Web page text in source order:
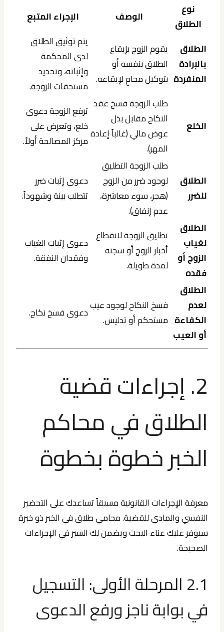
نوع
الطلاق
الوصف
الإجراء المتبع
الطلاق
بالإرادة
المنفردة
يقوم الزوج بإيقاع
الطلاق بنفسه أو
بتوكيل محامٍ لإيقاعه.
يتم توثيق الطلاق
لدى المحكمة
وإثباته، وتحديد
مستحقات الزوجة.
الخلع
طلب الزوجة فسخ عقد
النكاح مقابل بذل
عوض مالي (غالباً إعادة
المهر).
ترفع الزوجة دعوى
خلع، وتعرض على
مركز المصالحة أولاً.
الطلاق
للضرر
طلب الزوجة التطليق
لوجود ضرر من الزوج
(هجر، سوء معاشرة،
عدم إنفاق).
دعوى إثبات ضرر
تتطلب بينة وشهوداً.
الطلاق
لغياب
الزوج أو
فقده
تطليق الزوجة لانقطاع
أخبار الزوج أو سجنه
لمدة طويلة.
دعوى إثبات الغياب
وفقدان النفقة.
الطلاق
لعدم
الكفاءة
أو العيب
فسخ النكاح لوجود عيب
مستحكم أو تدليس.
دعوى فسخ نكاح.
2. إجراءات قضية
الطلاق في محاكم
الخبر خطوة بخطوة
معرفة الإجراءات القانونية مسبقاً تساعدك على التحضير
النفسي والمادي للقضية. محامي طلاق في الخبر ذو خبرة
سيوفر عليك عناء البحث ويضمن لك السير في الإجراءات
الصحيحة.
2.1 المرحلة الأولى: التسجيل
في بوابة ناجز ورفع الدعوى